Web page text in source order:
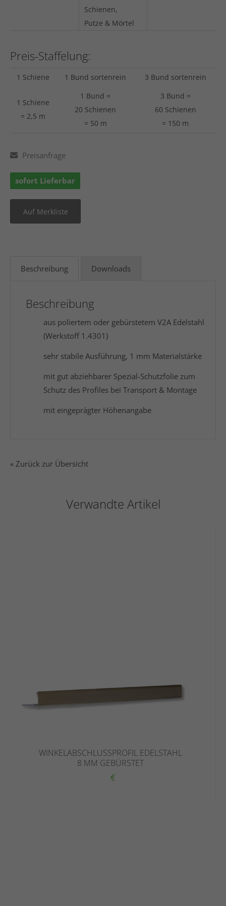
Schienen,
Putze & Mörtel
Preis-Staffelung:
1 Schiene 1 Bund sortenrein 3 Bund sortenrein
1 Schiene
= 2,5 m
1 Bund =
20 Schienen
= 50 m
3 Bund =
60 Schienen
= 150 m
Preisanfrage
sofort Lieferbar
Beschreibung Downloads
Beschreibung
aus poliertem oder gebürstetem V2A Edelstahl
(Werkstoff 1.4301)
sehr stabile Ausführung, 1 mm Materialstärke
mit gut abziehbarer Spezial-Schutzfolie zum
Schutz des Profiles bei Transport & Montage
mit eingeprägter Höhenangabe
« Zurück zur Übersicht
Verwandte Artikel
WINKELABSCHLUSSPROFIL EDELSTAHL
8 MM GEBÜRSTET
€